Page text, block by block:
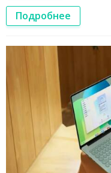
Подробнее